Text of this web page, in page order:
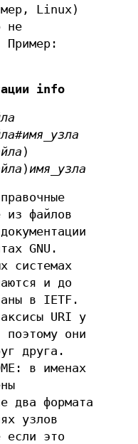
Linux)
не
Пример:
info
#имя_узла
)
)имя_узла
из файлов
GNU.
системах
и до
в IETF.
URI у
поэтому они
друга.
в именах
два формата
узлов
если это